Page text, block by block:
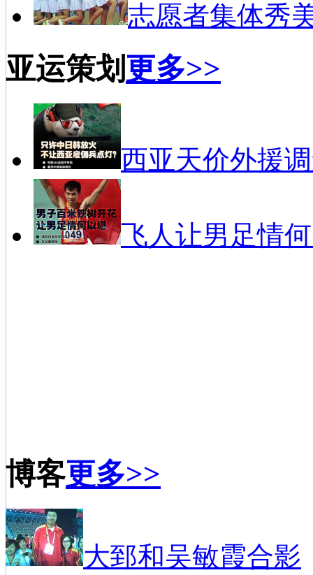
志愿者集体秀
亚运策划 更多>>
西亚天价外援
飞人让男足情
博客更多>>
大郅和吴敏霞合影